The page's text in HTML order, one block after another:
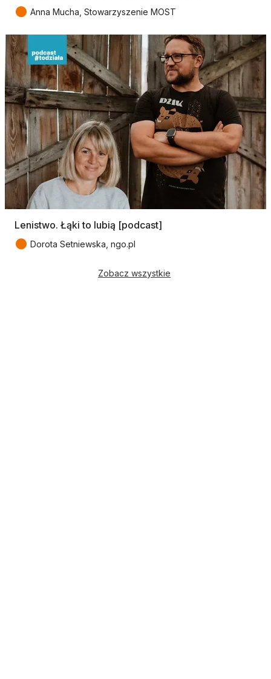
● Anna Mucha, Stowarzyszenie MOST
Lenistwo. Łąki to lubią [podcast]
● Dorota Setniewska, ngo.pl
Zobacz wszystkie